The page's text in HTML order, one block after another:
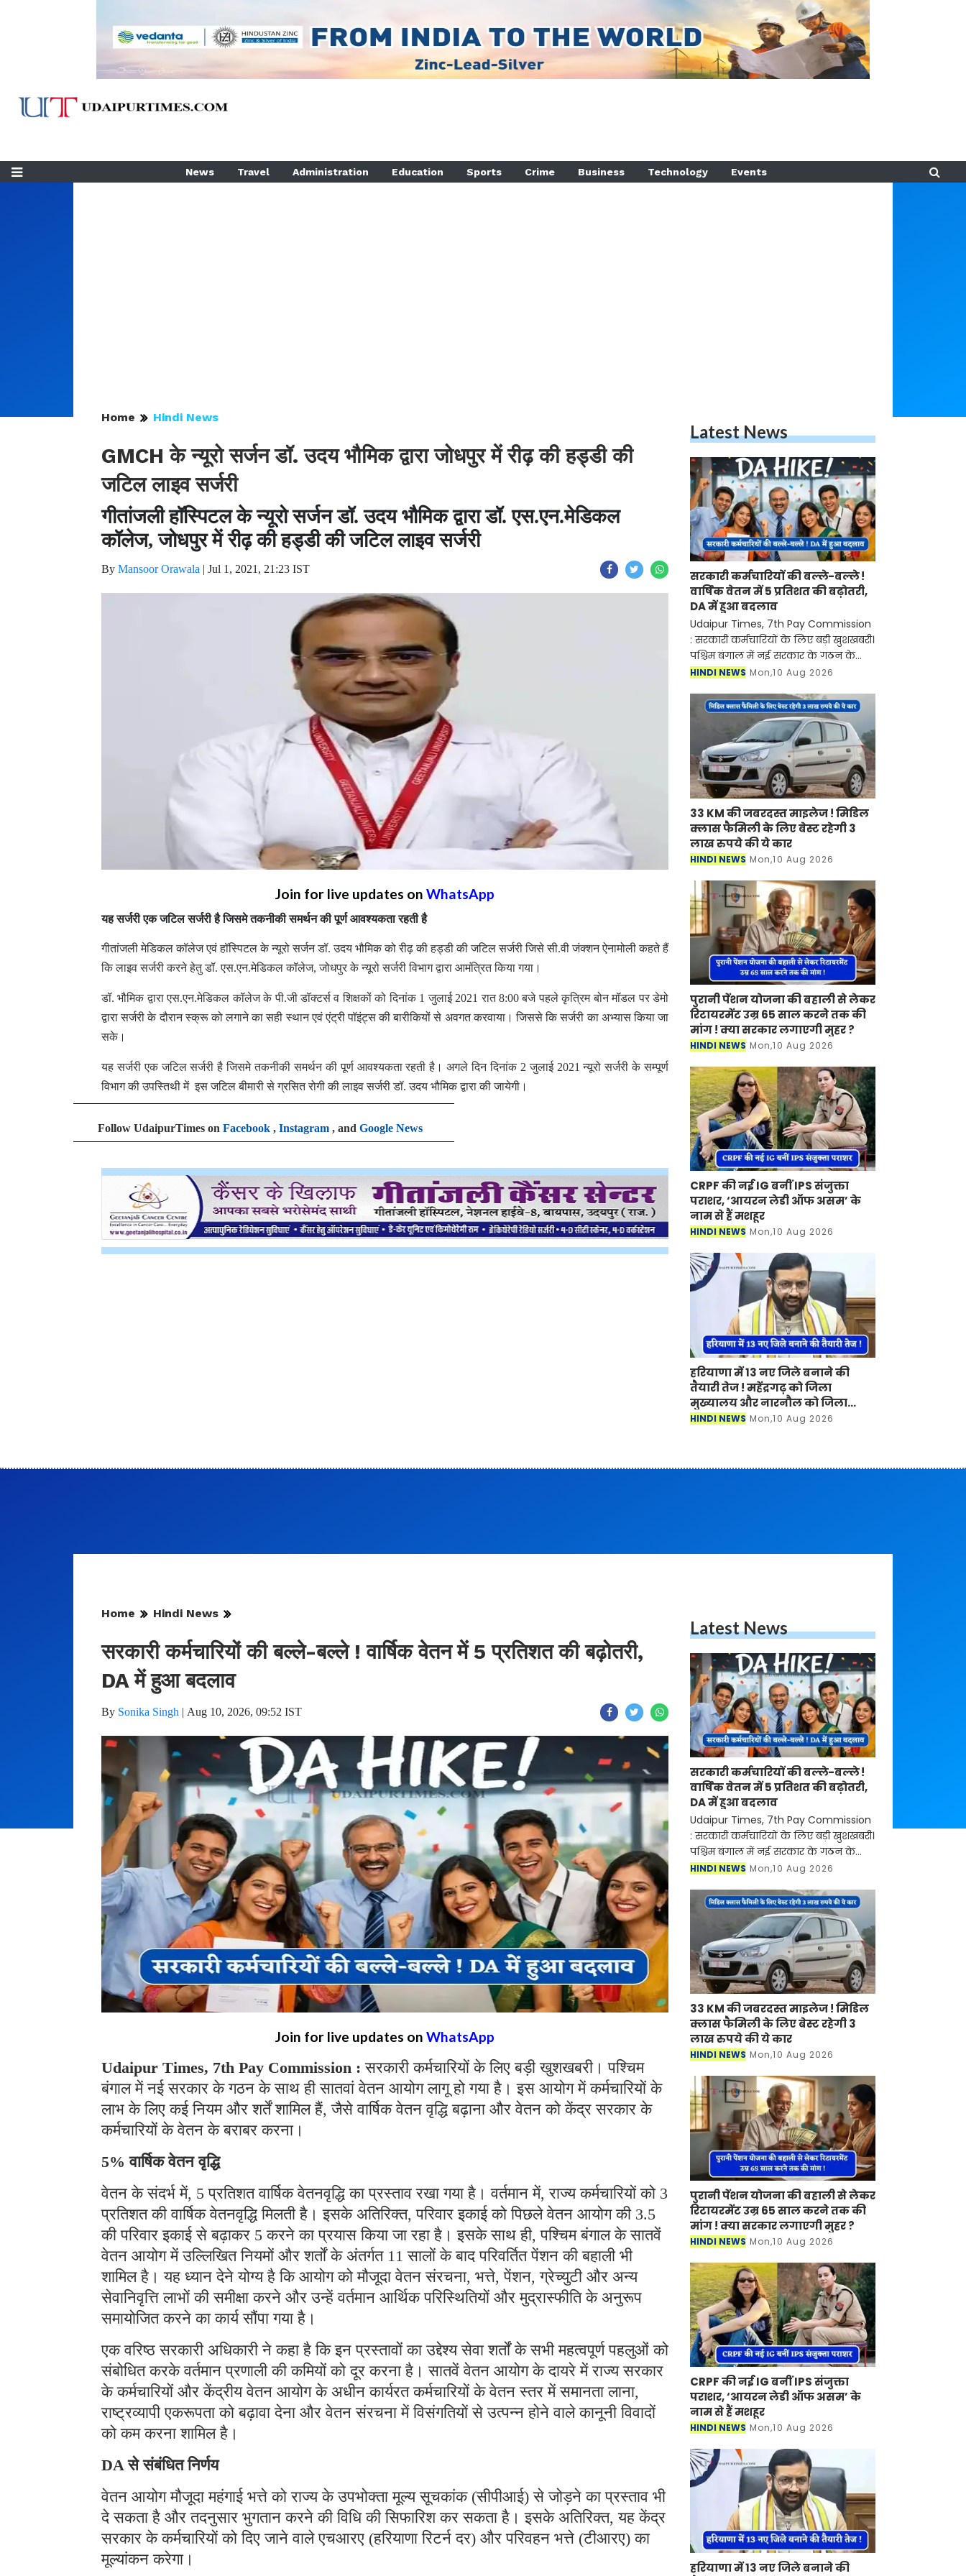
News Travel Administration Education Sports Crime Business Technology Events
Home Hindi News
GMCH के न्यूरो सर्जन डॉ. उदय भौमिक द्वारा जोधपुर में रीढ़ की हड्डी की
जटिल लाइव सर्जरी
गीतांजली हॉस्पिटल के न्यूरो सर्जन डॉ. उदय भौमिक द्वारा डॉ. एस.एन.मेडिकल
कॉलेज, जोधपुर में रीढ़ की हड्डी की जटिल लाइव सर्जरी
By Mansoor Orawala | Jul 1, 2021, 21:23 IST
Join for live updates on WhatsApp
यह सर्जरी एक जटिल सर्जरी है जिसमे तकनीकी समर्थन की पूर्ण आवश्यकता रहती है
गीतांजली मेडिकल कॉलेज एवं हॉस्पिटल के न्यूरो सर्जन डॉ. उदय भौमिक को रीढ़ की हड्डी की जटिल सर्जरी जिसे सी.वी जंक्शन ऐनामोली कहते हैं
कि लाइव सर्जरी करने हेतु डॉ. एस.एन.मेडिकल कॉलेज, जोधपुर के न्यूरो सर्जरी विभाग द्वारा आमंत्रित किया गया।
डॉ. भौमिक द्वारा एस.एन.मेडिकल कॉलेज के पी.जी डॉक्टर्स व शिक्षकों को दिनांक 1 जुलाई 2021 रात 8:00 बजे पहले कृत्रिम बोन मॉडल पर डेमो
द्वारा सर्जरी के दौरान स्क्रू को लगाने का सही स्थान एवं एंट्री पॉइंट्स की बारीकियों से अवगत करवाया। जिससे कि सर्जरी का अभ्यास किया जा
सके।
यह सर्जरी एक जटिल सर्जरी है जिसमे तकनीकी समर्थन की पूर्ण आवश्यकता रहती है। अगले दिन दिनांक 2 जुलाई 2021 न्यूरो सर्जरी के सम्पूर्ण
विभाग की उपस्तिथी में इस जटिल बीमारी से ग्रसित रोगी की लाइव सर्जरी डॉ. उदय भौमिक द्वारा की जायेगी।
Follow UdaipurTimes on Facebook , Instagram , and Google News
Latest News
सरकारी कर्मचारियों की बल्ले-बल्ले !
वार्षिक वेतन में 5 प्रतिशत की बढ़ोतरी,
DA में हुआ बदलाव
Udaipur Times, 7th Pay Commission
: सरकारी कर्मचारियों के लिए बड़ी खुशखबरी।
पश्चिम बंगाल में नई सरकार के गठन के
साथ ही सातवां वेतन आयोग लागू हो गया है।
कई नियम औ
HINDI NEWS Mon,10 Aug 2026
33 KM की जबरदस्त माइलेज ! मिडिल
क्लास फैमिली के लिए बेस्ट रहेगी 3
लाख रुपये की ये कार
HINDI NEWS Mon,10 Aug 2026
पुरानी पेंशन योजना की बहाली से लेकर
रिटायरमेंट उम्र 65 साल करने तक की
मांग ! क्या सरकार लगाएगी मुहर ?
HINDI NEWS Mon,10 Aug 2026
CRPF की नई IG बनीं IPS संजुक्ता
पराशर, ‘आयरन लेडी ऑफ असम’ के
नाम से हैं मशहूर
HINDI NEWS Mon,10 Aug 2026
हरियाणा में 13 नए जिले बनाने की
तैयारी तेज ! महेंद्रगढ़ को जिला
मुख्यालय और नारनौल को जिला
बनाने की मांग तेज
HINDI NEWS Mon,10 Aug 2026
Home Hindi News
सरकारी कर्मचारियों की बल्ले-बल्ले ! वार्षिक वेतन में 5 प्रतिशत की बढ़ोतरी,
DA में हुआ बदलाव
By Sonika Singh | Aug 10, 2026, 09:52 IST
Join for live updates on WhatsApp
Udaipur Times, 7th Pay Commission : सरकारी कर्मचारियों के लिए बड़ी खुशखबरी। पश्चिम
बंगाल में नई सरकार के गठन के साथ ही सातवां वेतन आयोग लागू हो गया है। इस आयोग में कर्मचारियों के
लाभ के लिए कई नियम और शर्तें शामिल हैं, जैसे वार्षिक वेतन वृद्धि बढ़ाना और वेतन को केंद्र सरकार के
कर्मचारियों के वेतन के बराबर करना।
5% वार्षिक वेतन वृद्धि
वेतन के संदर्भ में, 5 प्रतिशत वार्षिक वेतनवृद्धि का प्रस्ताव रखा गया है। वर्तमान में, राज्य कर्मचारियों को 3
प्रतिशत की वार्षिक वेतनवृद्धि मिलती है। इसके अतिरिक्त, परिवार इकाई को पिछले वेतन आयोग की 3.5
की परिवार इकाई से बढ़ाकर 5 करने का प्रयास किया जा रहा है। इसके साथ ही, पश्चिम बंगाल के सातवें
वेतन आयोग में उल्लिखित नियमों और शर्तों के अंतर्गत 11 सालों के बाद परिवर्तित पेंशन की बहाली भी
शामिल है। यह ध्यान देने योग्य है कि आयोग को मौजूदा वेतन संरचना, भत्ते, पेंशन, ग्रेच्युटी और अन्य
सेवानिवृत्ति लाभों की समीक्षा करने और उन्हें वर्तमान आर्थिक परिस्थितियों और मुद्रास्फीति के अनुरूप
समायोजित करने का कार्य सौंपा गया है।
एक वरिष्ठ सरकारी अधिकारी ने कहा है कि इन प्रस्तावों का उद्देश्य सेवा शर्तों के सभी महत्वपूर्ण पहलुओं को
संबोधित करके वर्तमान प्रणाली की कमियों को दूर करना है। सातवें वेतन आयोग के दायरे में राज्य सरकार
के कर्मचारियों और केंद्रीय वेतन आयोग के अधीन कार्यरत कर्मचारियों के वेतन स्तर में समानता लाना,
राष्ट्रव्यापी एकरूपता को बढ़ावा देना और वेतन संरचना में विसंगतियों से उत्पन्न होने वाले कानूनी विवादों
को कम करना शामिल है।
DA से संबंधित निर्णय
वेतन आयोग मौजूदा महंगाई भत्ते को राज्य के उपभोक्ता मूल्य सूचकांक (सीपीआई) से जोड़ने का प्रस्ताव भी
दे सकता है और तदनुसार भुगतान करने की विधि की सिफारिश कर सकता है। इसके अतिरिक्त, यह केंद्र
सरकार के कर्मचारियों को दिए जाने वाले एचआरए (हरियाणा रिटर्न दर) और परिवहन भत्ते (टीआरए) का
मूल्यांकन करेगा।
Latest News
सरकारी कर्मचारियों की बल्ले-बल्ले !
वार्षिक वेतन में 5 प्रतिशत की बढ़ोतरी,
DA में हुआ बदलाव
Udaipur Times, 7th Pay Commission
: सरकारी कर्मचारियों के लिए बड़ी खुशखबरी।
पश्चिम बंगाल में नई सरकार के गठन के
साथ ही सातवां वेतन आयोग लागू हो गया है।
कई नियम औ
HINDI NEWS Mon,10 Aug 2026
33 KM की जबरदस्त माइलेज ! मिडिल
क्लास फैमिली के लिए बेस्ट रहेगी 3
लाख रुपये की ये कार
HINDI NEWS Mon,10 Aug 2026
पुरानी पेंशन योजना की बहाली से लेकर
रिटायरमेंट उम्र 65 साल करने तक की
मांग ! क्या सरकार लगाएगी मुहर ?
HINDI NEWS Mon,10 Aug 2026
CRPF की नई IG बनीं IPS संजुक्ता
पराशर, ‘आयरन लेडी ऑफ असम’ के
नाम से हैं मशहूर
HINDI NEWS Mon,10 Aug 2026
हरियाणा में 13 नए जिले बनाने की